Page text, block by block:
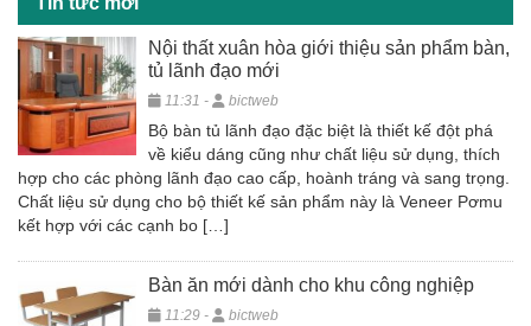
k
Nội thất xuân hòa giới thiệu sản phẩm bàn,
tủ lãnh đạo mới
11:31 - bictweb
Bộ bàn tủ lãnh đạo đặc biệt là thiết kế đột phá
về kiểu dáng cũng như chất liệu sử dụng, thích
hợp cho các phòng lãnh đạo cao cấp, hoành tráng và sang trọng.
Chất liệu sử dụng cho bộ thiết kế sản phẩm này là Veneer Pơmu
kết hợp với các cạnh bo […]
Bàn ăn mới dành cho khu công nghiệp
11:29 - bictweb